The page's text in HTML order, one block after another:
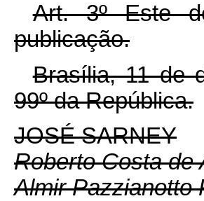
Art. 3º Este
publicação.
Brasília, 11 de
99º da República.
JOSÉ SARNEY
Roberto Costa de
Almir Pazzianotto